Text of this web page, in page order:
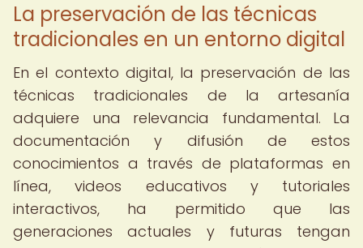
La preservación de las técnicas
tradicionales en un entorno digital
En el contexto digital, la preservación de las
técnicas tradicionales de la artesanía
adquiere una relevancia fundamental. La
documentación y difusión de estos
conocimientos a través de plataformas en
línea, videos educativos y tutoriales
interactivos, ha permitido que las
generaciones actuales y futuras tengan